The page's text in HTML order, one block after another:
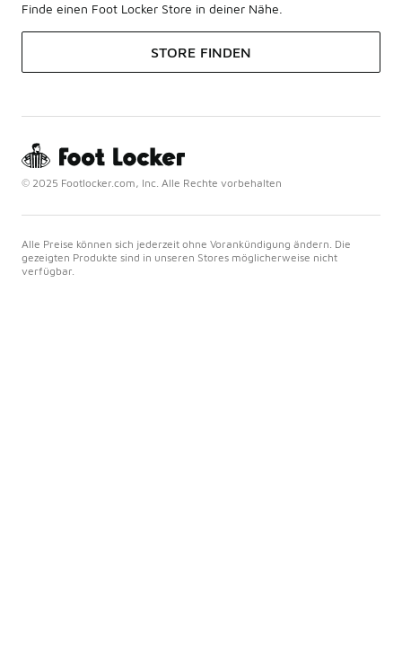
Finde einen Foot Locker Store in deiner Nähe.
STORE FINDEN
© 2025 Footlocker.com, Inc. Alle Rechte vorbehalten
Alle Preise können sich jederzeit ohne Vorankündigung ändern. Die
gezeigten Produkte sind in unseren Stores möglicherweise nicht
verfügbar.